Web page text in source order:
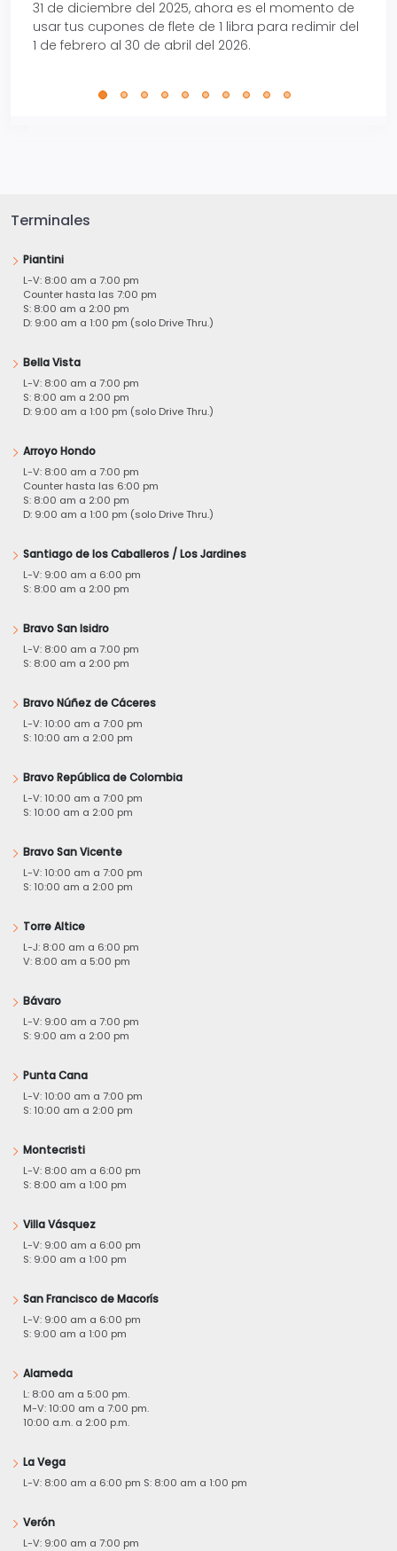
31 de diciembre del 2025, ahora es el momento de
usar tus cupones de flete de 1 libra para redimir del
1 de febrero al 30 de abril del 2026.
Terminales
Piantini
L-V: 8:00 am a 7:00 pm
Counter hasta las 7:00 pm
S: 8:00 am a 2:00 pm
D: 9:00 am a 1:00 pm (solo Drive Thru.)
Bella Vista
L-V: 8:00 am a 7:00 pm
S: 8:00 am a 2:00 pm
D: 9:00 am a 1:00 pm (solo Drive Thru.)
Arroyo Hondo
L-V: 8:00 am a 7:00 pm
Counter hasta las 6:00 pm
S: 8:00 am a 2:00 pm
D: 9:00 am a 1:00 pm (solo Drive Thru.)
Santiago de los Caballeros / Los Jardines
L-V: 9:00 am a 6:00 pm
S: 8:00 am a 2:00 pm
Bravo San Isidro
L-V: 8:00 am a 7:00 pm
S: 8:00 am a 2:00 pm
Bravo Núñez de Cáceres
L-V: 10:00 am a 7:00 pm
S: 10:00 am a 2:00 pm
Bravo República de Colombia
L-V: 10:00 am a 7:00 pm
S: 10:00 am a 2:00 pm
Bravo San Vicente
L-V: 10:00 am a 7:00 pm
S: 10:00 am a 2:00 pm
Torre Altice
L-J: 8:00 am a 6:00 pm
V: 8:00 am a 5:00 pm
Bávaro
L-V: 9:00 am a 7:00 pm
S: 9:00 am a 2:00 pm
Punta Cana
L-V: 10:00 am a 7:00 pm
S: 10:00 am a 2:00 pm
Montecristi
L-V: 8:00 am a 6:00 pm
S: 8:00 am a 1:00 pm
Villa Vásquez
L-V: 9:00 am a 6:00 pm
S: 9:00 am a 1:00 pm
San Francisco de Macorís
L-V: 9:00 am a 6:00 pm
S: 9:00 am a 1:00 pm
Alameda
L: 8:00 am a 5:00 pm.
M-V: 10:00 am a 7:00 pm.
10:00 a.m. a 2:00 p.m.
La Vega
L-V: 8:00 am a 6:00 pm S: 8:00 am a 1:00 pm
Verón
L-V: 9:00 am a 7:00 pm